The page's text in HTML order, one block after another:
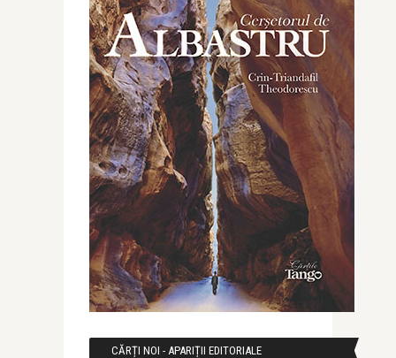
CĂRȚI NOI - APARIȚII EDITORIALE